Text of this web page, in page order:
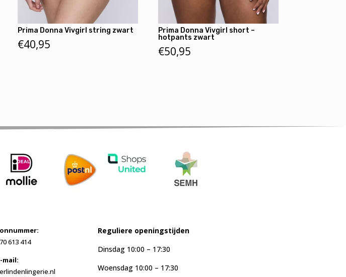
Prima Donna Vivgirl string zwart
€40,95
Prima Donna Vivgirl short –
hotpants zwart
€50,95
613 414
mail:
Reguliere openingstijden
Dinsdag 10:00 – 17:30
Woensdag 10:00 – 17:30